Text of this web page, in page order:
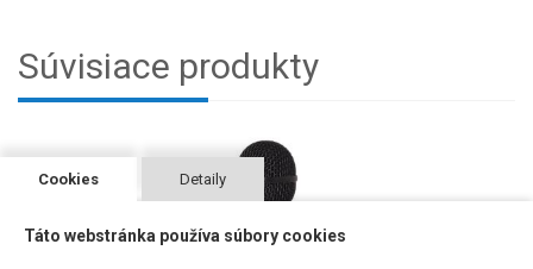
Súvisiace produkty
Cookies Detaily
Táto webstránka používa súbory cookies